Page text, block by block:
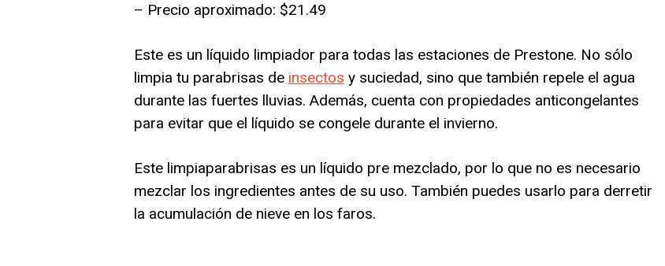
– Precio aproximado: $21.49
Este es un líquido limpiador para todas las estaciones de Prestone. No sólo
limpia tu parabrisas de insectos y suciedad, sino que también repele el agua
durante las fuertes lluvias. Además, cuenta con propiedades anticongelantes
para evitar que el líquido se congele durante el invierno.
Este limpiaparabrisas es un líquido pre mezclado, por lo que no es necesario
mezclar los ingredientes antes de su uso. También puedes usarlo para derretir
la acumulación de nieve en los faros.